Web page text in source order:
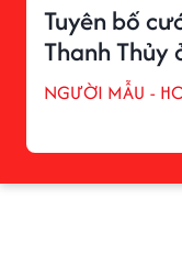
Tuyên bố
Thanh Thủy
NGƯỜI MẪU -